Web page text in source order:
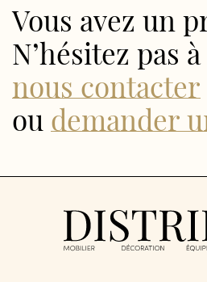
Vous avez un
N’hésitez pas à
nous contacter
ou demander